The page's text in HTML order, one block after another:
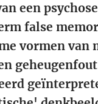
een
false
vormen van